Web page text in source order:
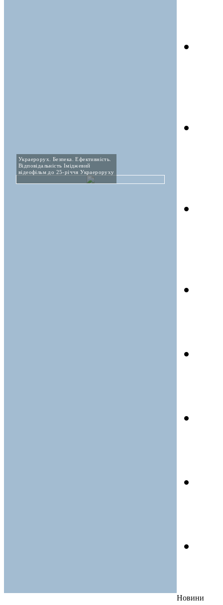
Украерорух. Безпека. Ефективність.
Відповідальність Іміджевий
відеофільм до 25-річчя Украероруху
Новини